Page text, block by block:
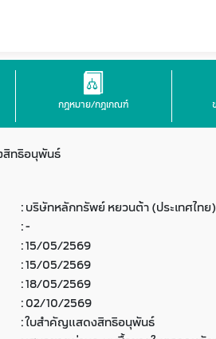
กฎหมาย/กฎเกณฑ์
ทธิอนุพันธ์
:บริษัทหลักทรัพย์ หยวนต้า (ประเทศไทย
:-
:15/05/2569
:15/05/2569
:18/05/2569
:02/10/2569
:ใบสำคัญแสดงสิทธิอนุพันธ์